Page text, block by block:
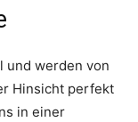
und werden von
Hinsicht perfekt
in einer